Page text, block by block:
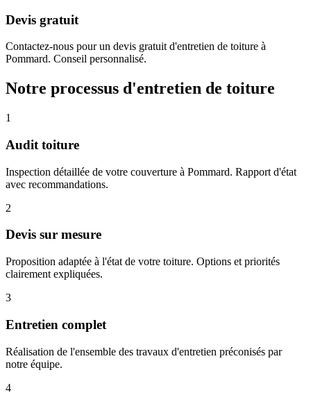
Devis gratuit
Contactez-nous pour un devis gratuit d'entretien de toiture à
Pommard. Conseil personnalisé.
Notre processus d'entretien de toiture
1
Audit toiture
Inspection détaillée de votre couverture à Pommard. Rapport d'état
avec recommandations.
2
Devis sur mesure
Proposition adaptée à l'état de votre toiture. Options et priorités
clairement expliquées.
3
Entretien complet
Réalisation de l'ensemble des travaux d'entretien préconisés par
notre équipe.
4